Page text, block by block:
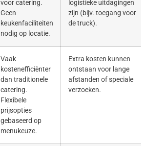
voor catering.
Geen
keukenfaciliteiten
nodig op locatie.
logistieke uitdagingen
zijn (bijv. toegang voor
de truck).
Vaak
kostenefficiënter
dan traditionele
catering.
Flexibele
prijsopties
gebaseerd op
menukeuze.
Extra kosten kunnen
ontstaan voor lange
afstanden of speciale
verzoeken.